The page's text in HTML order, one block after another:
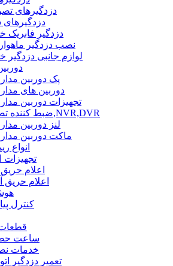
دزدگیرهای
دزدگیرهای
دزدگیر فابریک
نصب دزدگیر
لوازم جانبی دزدگیر
پک دوربین
دوربین های
تجهیزات دوربین
ضبط کننده تصاویر,NVR,DVR
لنز دوربین
ماکت دوربین
انواع
تجهیزات
اعلام
اعلام حریق
کنترل
قطعات
ساعت
خدمات
تعمیر دزدگیر